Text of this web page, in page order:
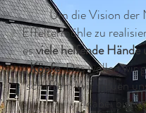
Um die Vision der
Effeltermühle zu
esviele helfende Hände
Köpfe. Das wollen wir
schaffen! Wir freuen
dabei bist!